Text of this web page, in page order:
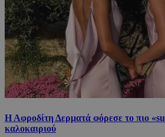
Η Αφροδίτη Δερματά φόρεσε το πιο
καλοκαιριού